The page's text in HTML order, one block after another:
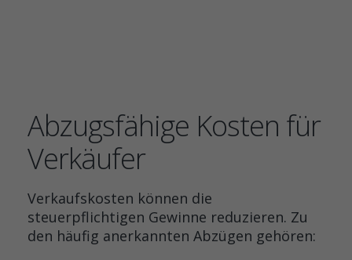
Abzugsfähige Kosten für
Verkäufer
Verkaufskosten können die
steuerpflichtigen Gewinne reduzieren. Zu
den häufig anerkannten Abzügen gehören: